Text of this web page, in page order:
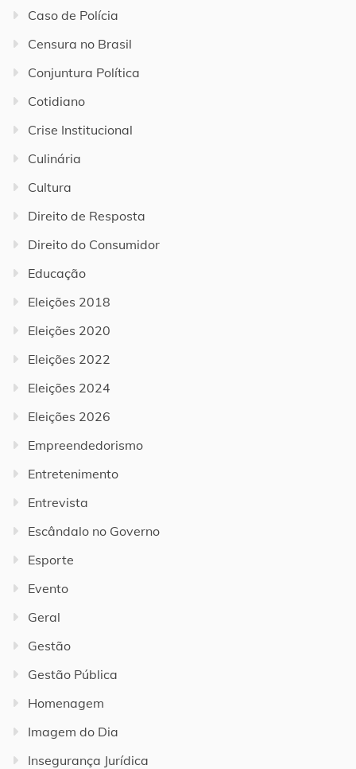
Caso de Polícia
Censura no Brasil
Conjuntura Política
Cotidiano
Crise Institucional
Culinária
Cultura
Direito de Resposta
Direito do Consumidor
Educação
Eleições 2018
Eleições 2020
Eleições 2022
Eleições 2024
Eleições 2026
Empreendedorismo
Entretenimento
Entrevista
Escândalo no Governo
Esporte
Evento
Geral
Gestão
Gestão Pública
Homenagem
Imagem do Dia
Insegurança Jurídica